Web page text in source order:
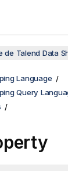
de Talend Data
Language
Query